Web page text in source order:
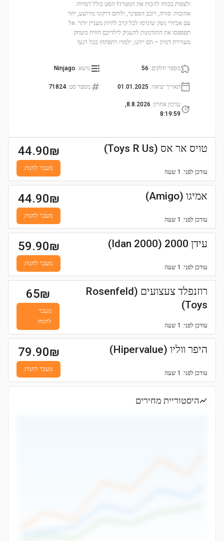
ולצפות בכוחו להכות את המטרה! הסט כולל דמויות
אהובות: סורה, רוכב הספינר, ולוחם דרקוני מרושע, יחד
עם אביזרי נשק שיגרמו לכל קרב להיות מעניין יותר. אל
תפספסו את ההזדמנות להעניק לילדיכם חווית משחק
מעוררת דמיון – הם ייהנו, ילמדו ויתפתחו בכל רגע!
מספר חלקים:
56 נושא:
Ninjago
תאריך יציאה:
01.01.2025 מספר סט:
71824
עדכון אחרון:
8.8.2026,
8:19:59
טויס אר אס (Toys R Us)
עודכן לפני: 1 שעה
44.90₪
מעבר לחנות
אמיגו (Amigo)
עודכן לפני: 1 שעה
44.90₪
מעבר לחנות
עידן 2000 (Idan 2000)
עודכן לפני: 1 שעה
59.90₪
מעבר לחנות
רוזנפלד צעצועים (Rosenfeld
Toys)
עודכן לפני: 1 שעה
65₪
מעבר
לחנות
היפר ווליו (Hipervalue)
עודכן לפני: 1 שעה
79.90₪
מעבר לחנות
היסטוריית מחירים